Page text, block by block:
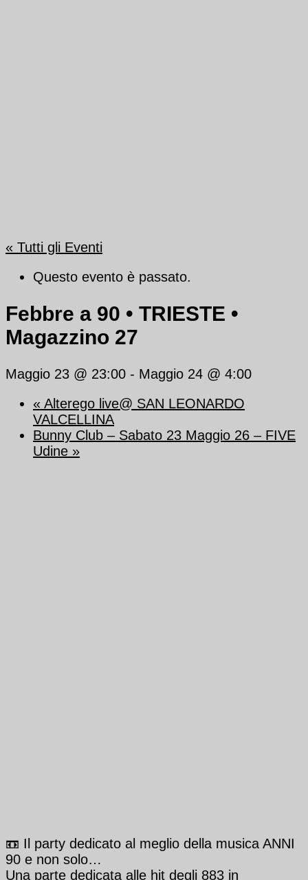
« Tutti gli Eventi
Questo evento è passato.
Febbre a 90 • TRIESTE •
Magazzino 27
Maggio 23 @ 23:00 - Maggio 24 @ 4:00
« Alterego live@ SAN LEONARDO
VALCELLINA
Bunny Club – Sabato 23 Maggio 26 – FIVE
Udine »
📼 Il party dedicato al meglio della musica ANNI
90 e non solo…
Una parte dedicata alle hit degli 883 in